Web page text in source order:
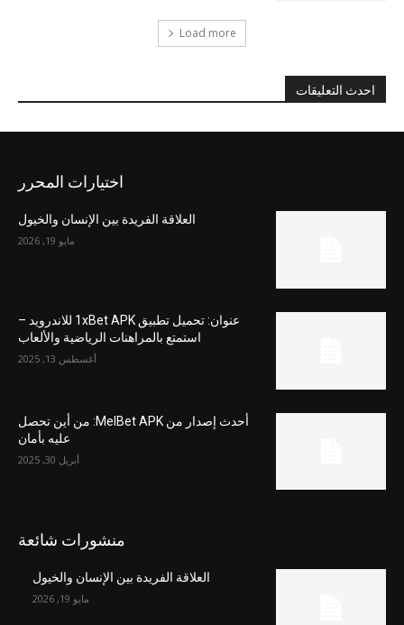
Load more
احدث التعليقات
اختيارات المحرر
العلاقة الفريدة بين الإنسان والخيول
مايو 19, 2026
عنوان: تحميل تطبيق 1xBet APK للاندرويد –
استمتع بالمراهنات الرياضية والألعاب
أغسطس 13, 2025
أحدث إصدار من MelBet APK: من أين تحصل
عليه بأمان
أبريل 30, 2025
منشورات شائعة
العلاقة الفريدة بين الإنسان والخيول
مايو 19, 2026